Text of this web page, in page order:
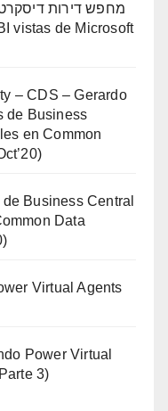
מחפש דירות
vistas de Microsoft
– CDS – Gerardo
de Business
en Common
Business Central
Data
Virtual Agents
Power Virtual
3)